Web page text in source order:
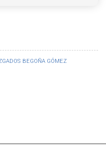
BEGOÑA GÓMEZ